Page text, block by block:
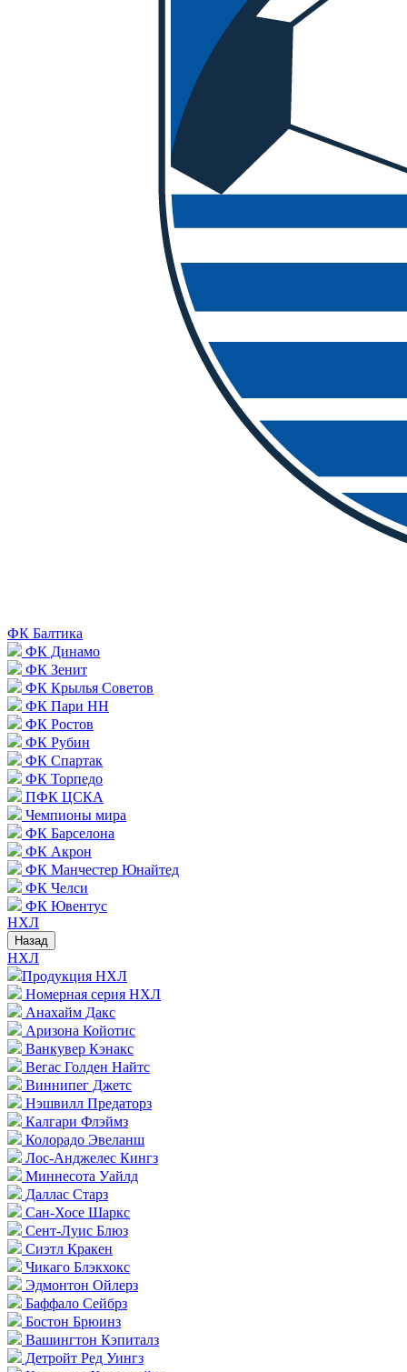
ФК Балтика
ФК Динамо
ФК Зенит
ФК Крылья Советов
ФК Пари НН
ФК Ростов
ФК Рубин
ФК Спартак
ФК Торпедо
ПФК ЦСКА
Чемпионы мира
ФК Барселона
ФК Акрон
ФК Манчестер Юнайтед
ФК Челси
ФК Ювентус
НХЛ
Назад
НХЛ
Продукция НХЛ
Номерная серия НХЛ
Анахайм Дакс
Аризона Койотис
Ванкувер Кэнакс
Вегас Голден Найтс
Виннипег Джетс
Нэшвилл Предаторз
Калгари Флэймз
Колорадо Эвеланш
Лос-Анджелес Кингз
Миннесота Уайлд
Даллас Старз
Сан-Хосе Шаркс
Сент-Луис Блюз
Сиэтл Кракен
Чикаго Блэкхокс
Эдмонтон Ойлерз
Баффало Сейбрз
Бостон Брюинз
Вашингтон Кэпиталз
Детройт Ред Уингз